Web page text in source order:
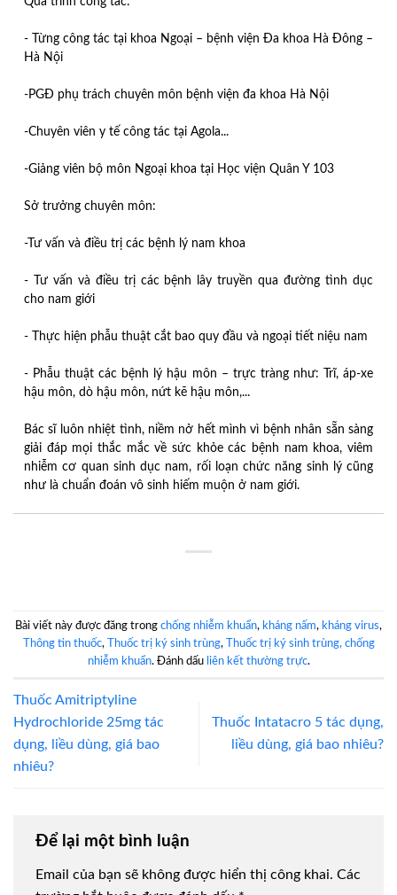
- Từng công tác tại khoa Ngoại – bệnh viện Đa khoa Hà Đông –
Hà Nội
-PGĐ phụ trách chuyên môn bệnh viện đa khoa Hà Nội
-Chuyên viên y tế công tác tại Agola...
-Giảng viên bộ môn Ngoại khoa tại Học viện Quân Y 103
Sở trưởng chuyên môn:
-Tư vấn và điều trị các bệnh lý nam khoa
- Tư vấn và điều trị các bệnh lây truyền qua đường tình dục
cho nam giới
- Thực hiện phẫu thuật cắt bao quy đầu và ngoại tiết niệu nam
- Phẫu thuật các bệnh lý hậu môn – trực tràng như: Trĩ, áp-xe
hậu môn, dò hậu môn, nứt kẽ hậu môn,...
Bác sĩ luôn nhiệt tình, niềm nở hết mình vì bệnh nhân sẵn sàng
giải đáp mọi thắc mắc về sức khỏe các bệnh nam khoa, viêm
nhiễm cơ quan sinh dục nam, rối loạn chức năng sinh lý cũng
như là chuẩn đoán vô sinh hiếm muộn ở nam giới.
Bài viết này được đăng trong chống nhiễm khuẩn, kháng nấm, kháng virus,
Thông tin thuốc, Thuốc trị ký sinh trùng,
Thuốc trị ký sinh trùng, chống
nhiễm khuẩn. Đánh dấu liên kết thường trực.
Thuốc Amitriptyline
Hydrochloride 25mg tác
dụng, liều dùng, giá bao
nhiêu?
Thuốc Intatacro 5 tác dụng,
liều dùng, giá bao nhiêu?
Để lại một bình luận
Email của bạn sẽ không được hiển thị công khai. Các